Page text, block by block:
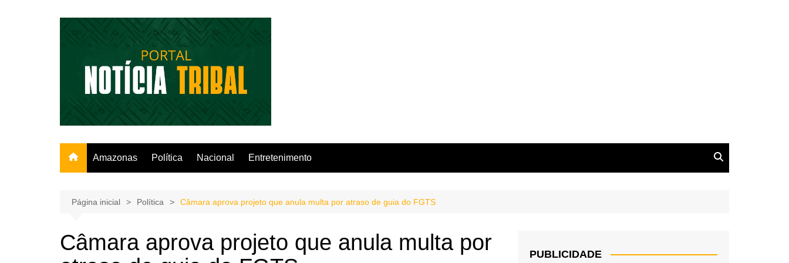
Amazonas Política Nacional Entretenimento
Página inicial Política Câmara aprova projeto que anula multa por atraso de guia do FGTS
Câmara aprova projeto que anula multa por
PUBLICIDADE